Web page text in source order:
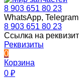
8 903 651 80 23
WhatsApp, Telegram
8 903 651 80 23
Ссылка на
Реквизиты
0
Корзина
0 ₽